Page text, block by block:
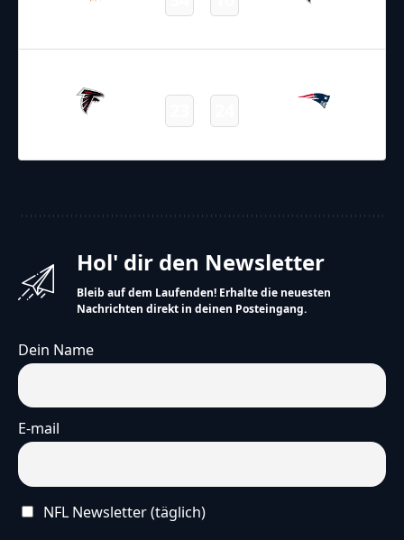
Hol' dir den Newsletter
Bleib auf dem Laufenden! Erhalte die neuesten
Nachrichten direkt in deinen Posteingang.
Dein Name
E-mail
NFL Newsletter (täglich)